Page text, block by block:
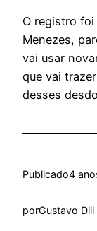
O registro
Menezes,
vai usar
que vai
desses
Publicado4
porGustavo Dill